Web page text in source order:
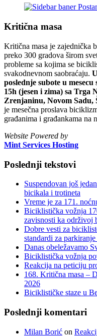
Kritična masa
Kritična masa je zajednička
preko 300 gradova širom
probleme sa kojima se
svakodnevnom saobraćaju.
poslednje subote u
15h (jesen i zima) sa Trga
Zrenjaninu, Novom Sadu,
je mesečna proslava
građanima i građankama na
Website Powered by
Mint Services Hosting
Poslednji tekstovi
Suspendovan još
bicikala i trotineta
Vreme je za 171.
Biciklistička vožnja
zavisnosti ka održivoj
Dobre vesti za
standardi za
Danas obeležavamo
Biciklistička vožnja
Reakcija na peticiju
168. Kritična masa –
2026
Biciklističke staze u
Poslednji komentari
Milan Borić on